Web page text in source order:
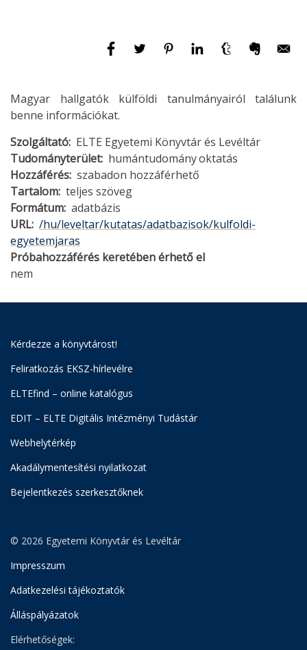
Magyar hallgatók külföldi tanulmányairól találunk
benne információkat.
Szolgáltató ELTE Egyetemi Könyvtár és Levéltár
Tudományterület humántudományoktatás
Hozzáférés szabadon hozzáférhető
Tartalom teljes szöveg
Formátum adatbázis
URL /hu/leveltar/kutatas/adatbazisok/kulfoldi-
egyetemjaras
Próbahozzáférés keretében érhető el
nem
Kérdezze a könyvtárost!
Feliratkozás EKSZ-hírlevélre
ELTEfind – online katalógus
EDIT – ELTE Digitális Intézményi Tudástár
Webhelytérkép
Akadálymentesítési nyilatkozat
Bejelentkezés szerkesztőknek
© 2026 Egyetemi Könyvtár és Levéltár
Impresszum
Adatkezelési tájékoztatók
Álláspályázatok
Elérhetőségek: